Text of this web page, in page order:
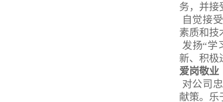
务，并接
自觉接
素质和技
发扬“学
新、积极
爱岗敬业
对公司
献策。乐